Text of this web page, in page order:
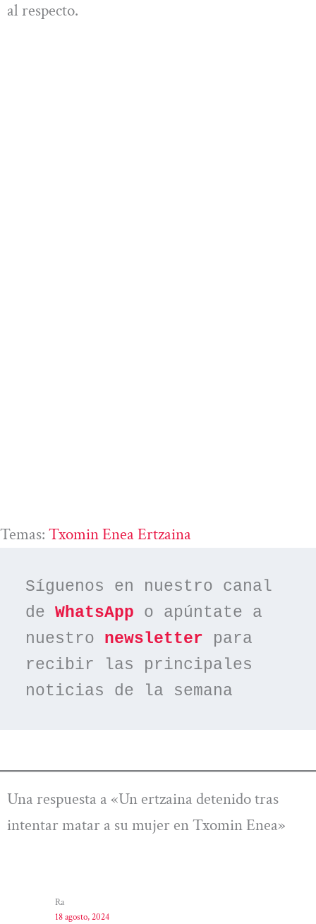
al respecto.
Temas: Txomin Enea Ertzaina
Síguenos en nuestro canal
de WhatsApp o apúntate a
nuestro newsletter para
recibir las principales
noticias de la semana
Una respuesta a «Un ertzaina detenido tras
intentar matar a su mujer en Txomin Enea»
Ra
18 agosto, 2024